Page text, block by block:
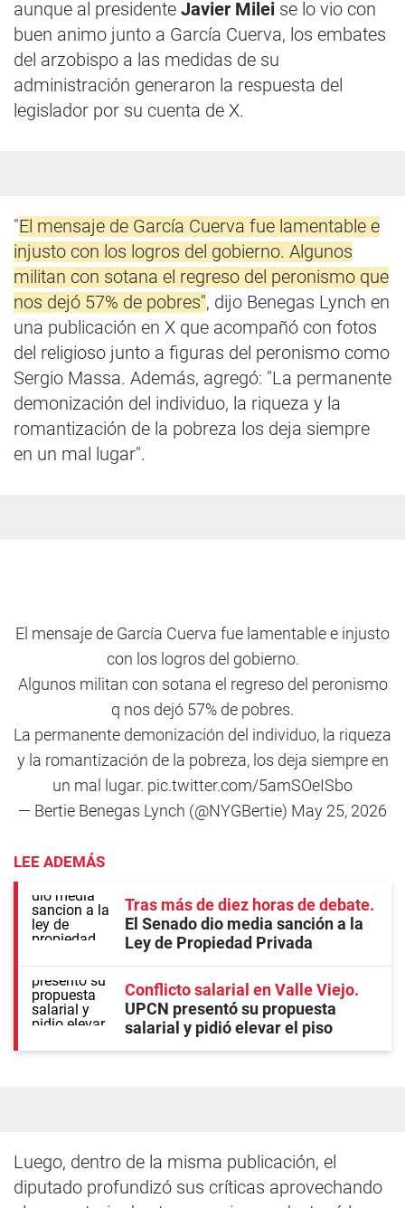
aunque al presidente Javier Milei se lo vio con
buen animo junto a García Cuerva, los embates
del arzobispo a las medidas de su
administración generaron la respuesta del
legislador por su cuenta de X.
"El mensaje de García Cuerva fue lamentable e
injusto con los logros del gobierno. Algunos
militan con sotana el regreso del peronismo que
nos dejó 57% de pobres", dijo Benegas Lynch en
una publicación en X que acompañó con fotos
del religioso junto a figuras del peronismo como
Sergio Massa. Además, agregó: "La permanente
demonización del individuo, la riqueza y la
romantización de la pobreza los deja siempre
en un mal lugar".
El mensaje de García Cuerva fue lamentable e injusto
con los logros del gobierno.
Algunos militan con sotana el regreso del peronismo
q nos dejó 57% de pobres.
La permanente demonización del individuo, la riqueza
y la romantización de la pobreza, los deja siempre en
un mal lugar. pic.twitter.com/5amSOeISbo
— Bertie Benegas Lynch (@NYGBertie) May 25, 2026
LEE ADEMÁS
Tras más de diez horas de debate
El Senado dio media sanción a la
Ley de Propiedad Privada
Conflicto salarial en Valle Viejo
UPCN presentó su propuesta
salarial y pidió elevar el piso
Luego, dentro de la misma publicación, el
diputado profundizó sus críticas aprovechando